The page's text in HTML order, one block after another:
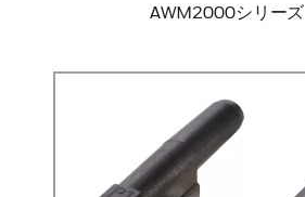
AWM2000シリーズ